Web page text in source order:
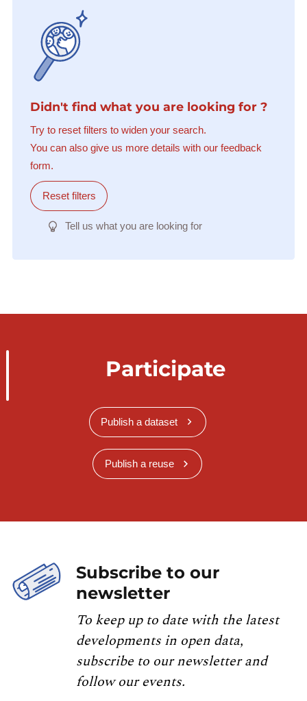
Didn't find what you are looking for ?
Try to reset filters to widen your search.
You can also give us more details with our feedback
form.
Reset filters
Tell us what you are looking for
Participate
Publish a dataset
Publish a reuse
Subscribe to our
newsletter
To keep up to date with the latest
developments in open data,
subscribe to our newsletter and
follow our events.